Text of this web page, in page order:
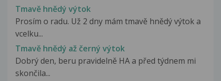
Tmavě hnědý výtok
Prosím o radu. Už 2 dny mám tmavě hnědý výtok a
vcelku...
Tmavě hnědý až černý výtok
Dobrý den, beru pravidelně HA a před týdnem mi
skončila...